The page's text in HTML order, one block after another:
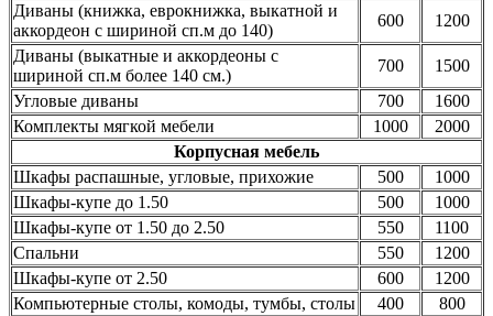
Диваны (книжка, еврокнижка, выкатной и
аккордеон с шириной сп.м до 140)
600
1200
Диваны (выкатные и аккордеоны с
шириной сп.м более 140 см.)
700
1500
Угловые диваны
700
1600
Комплекты мягкой мебели
1000
2000
Корпусная мебель
Шкафы распашные, угловые, прихожие
500
1000
Шкафы-купе до 1.50
500
1000
Шкафы-купе от 1.50 до 2.50
550
1100
Спальни
550
1200
Шкафы-купе от 2.50
600
1200
Компьютерные столы, комоды, тумбы, столы
400
800